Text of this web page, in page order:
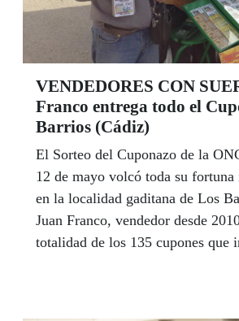
VENDEDORES CON
Franco entrega todo el
Barrios (Cádiz)
El Sorteo del Cuponazo de la
12 de mayo volcó toda su fortuna
en la localidad gaditana de Los
Juan Franco, vendedor desde
totalidad de los 135 cupones que